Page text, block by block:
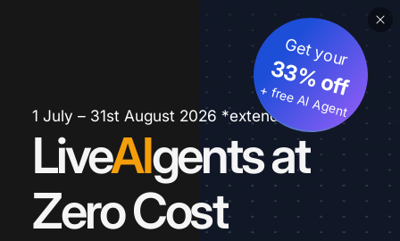
1 July – 31st August 2026 *extended
LiveAIgents at
Zero Cost
Get your
33% off
+ free AI Agent